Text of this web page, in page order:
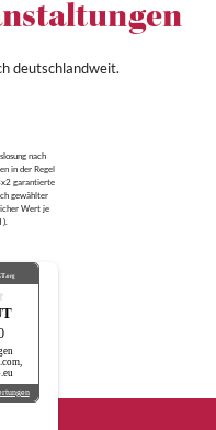
deutschlandweit.
nach
in der Regel
garantierte
gewählter
Wert je
.org